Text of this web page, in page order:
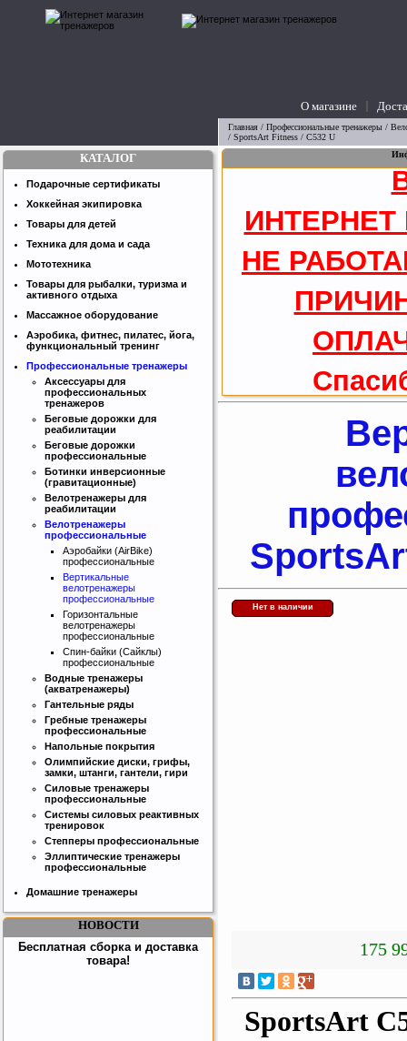
О магазине
вопросы
Главная / Профессиональные тренажеры /
/ SportsArt Fitness / C532 U
НЕ
175
Нет в наличии
SportsArt
КАТАЛОГ
Подарочные сертификаты
Хоккейная экипировка
Товары для детей
Техника для дома и сада
Мототехника
Товары для рыбалки, туризма и
активного отдыха
Массажное оборудование
Аэробика, фитнес, пилатес, йога,
функциональный тренинг
Профессиональные тренажеры
Аксессуары для
профессиональных
тренажеров
Беговые дорожки для
реабилитации
Беговые дорожки
профессиональные
Ботинки инверсионные
(гравитационные)
Велотренажеры для
реабилитации
Велотренажеры
профессиональные
Аэробайки (AirBike)
профессиональные
Вертикальные
велотренажеры
профессиональные
Горизонтальные
велотренажеры
профессиональные
Спин-байки (Сайклы)
профессиональные
Водные тренажеры
(акватренажеры)
Гантельные ряды
Гребные тренажеры
профессиональные
Напольные покрытия
Олимпийские диски, грифы,
замки, штанги, гантели, гири
Силовые тренажеры
профессиональные
Системы силовых реактивных
тренировок
Степперы профессиональные
Эллиптические тренажеры
профессиональные
Домашние тренажеры
НОВОСТИ
Интернет магазин SportLife
Работаем на рынке спортивных
товаров с 2008 года!
Бесплатная сборка и доставка
товара!